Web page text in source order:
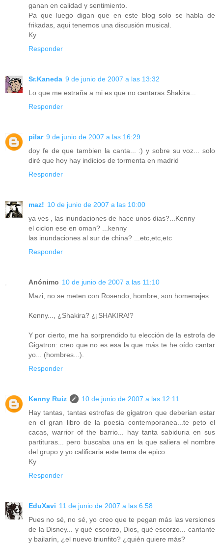
ganan en calidad y sentimiento.
Pa que luego digan que en este blog solo se habla de
frikadas, aqui tenemos una discusión musical.
Ky
Responder
Sr.Kaneda 9 de junio de 2007 a las 13:32
Lo que me estraña a mi es que no cantaras Shakira...
Responder
pilar 9 de junio de 2007 a las 16:29
doy fe de que tambien la canta... :) y sobre su voz... solo
diré que hoy hay indicios de tormenta en madrid
Responder
maz! 10 de junio de 2007 a las 10:00
ya ves , las inundaciones de hace unos dias?...Kenny
el ciclon ese en oman? ...kenny
las inundaciones al sur de china? ...etc,etc,etc
Responder
Anónimo 10 de junio de 2007 a las 11:10
Mazi, no se meten con Rosendo, hombre, son homenajes...
Kenny..., ¿Shakira? ¿¡SHAKIRA!?
Y por cierto, me ha sorprendido tu elección de la estrofa de
Gigatron: creo que no es esa la que más te he oído cantar
yo... (hombres...).
Responder
Kenny Ruiz
10 de junio de 2007 a las 12:11
Hay tantas, tantas estrofas de gigatron que deberian estar
en el gran libro de la poesia contemporanea...te peto el
cacas, warrior of the barrio... hay tanta sabiduria en sus
partituras... pero buscaba una en la que saliera el nombre
del grupo y yo calificaria este tema de epico.
Ky
Responder
EduXavi 11 de junio de 2007 a las 6:58
Pues no sé, no sé, yo creo que te pegan más las versiones
de la Disney... y qué escorzo, Dios, qué escorzo... cantante
y bailarín, ¿el nuevo triunfito? ¿quién quiere más?